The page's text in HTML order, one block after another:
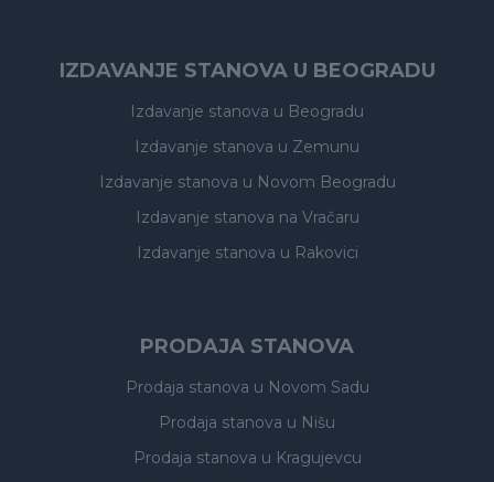
IZDAVANJE STANOVA U BEOGRADU
Izdavanje stanova u Beogradu
Izdavanje stanova u Zemunu
Izdavanje stanova u Novom Beogradu
Izdavanje stanova na Vračaru
Izdavanje stanova u Rakovici
PRODAJA STANOVA
Prodaja stanova u Novom Sadu
Prodaja stanova u Nišu
Prodaja stanova u Kragujevcu